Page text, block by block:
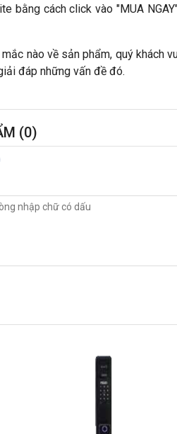
bằng cách click vào "MUA
nào về sản phẩm, quý khách
đáp những vấn đề đó.
(0)